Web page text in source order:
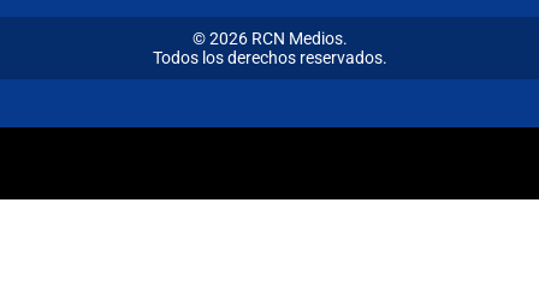
© 2026 RCN Medios.
Todos los derechos reservados.